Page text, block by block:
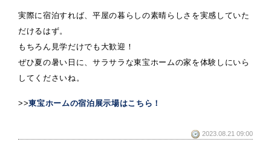
実際に宿泊すれば、平屋の暮らしの素晴らしさを実感していた
だけるはず。
もちろん見学だけでも大歓迎！
ぜひ夏の暑い日に、サラサラな東宝ホームの家を体験しにいら
してくださいね。
>>東宝ホームの宿泊展示場はこちら！
2023.08.21 09:00